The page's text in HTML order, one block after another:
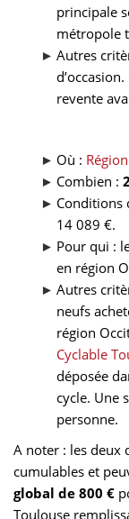
principale
métropole
Autres
revente
Où :
Combien :
Conditions
14 089 €.
Pour qui :
en région
Autres
neufs
région
Cyclable
déposée
cycle. Une
personne.
A noter : les deux
cumulables et
global de 800 €
Toulouse